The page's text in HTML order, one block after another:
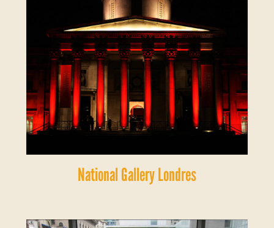
National Gallery Londres